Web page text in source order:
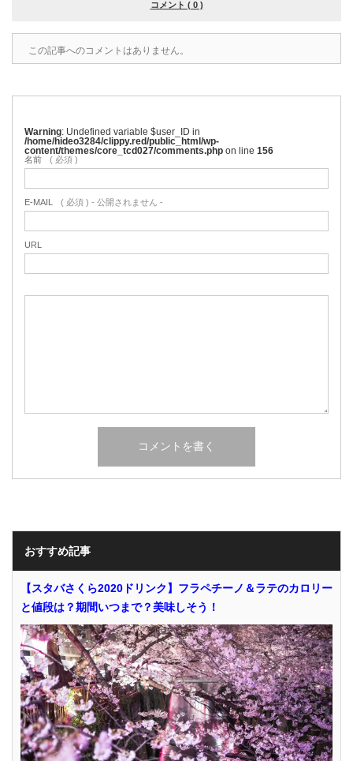
コメント ( 0 )
この記事へのコメントはありません。
Warning : Undefined variable $user_ID in
/home/hideo3284/clippy.red/public_html/wp-
content/themes/core_tcd027/comments.php on line 156
名前 ( 必須 )
E-MAIL ( 必須 ) - 公開されません -
URL
おすすめ記事
【スタバさくら2020ドリンク】フラペチーノ＆ラテのカロリー
と値段は？期間いつまで？美味しそう！